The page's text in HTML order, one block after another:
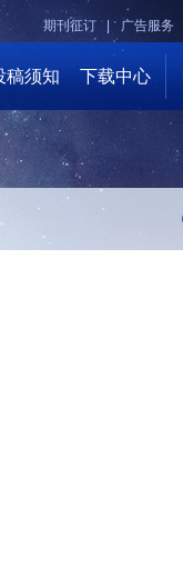
广告服务 |
期刊征订 |
稿须知 下载中心